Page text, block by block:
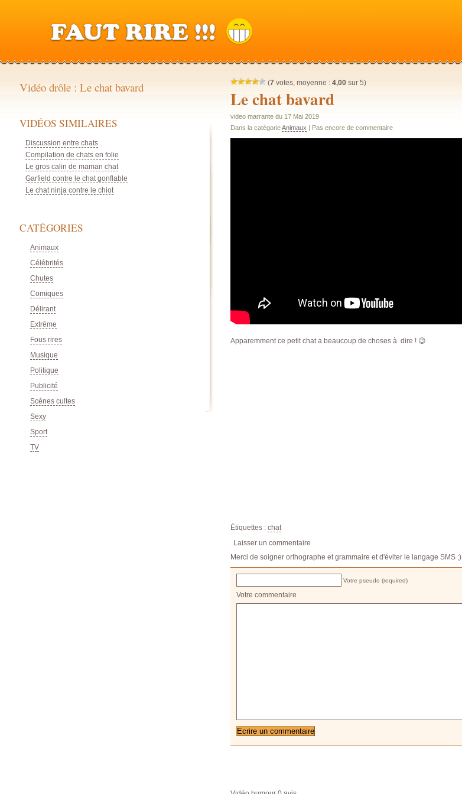
(7votes, moyenne : 4,00sur 5)
Le chat bavard
video marrante du 17 Mai 2019
Dans la catégorieAnimaux | Pas encore de commentaire
Apparemment ce petit chat a beaucoup de choses à dire ! 😉
Étiquettes : chat
Laisser un commentaire
Merci de soigner orthographe et grammaire et d'éviter le langage SMS ;)
Votre pseudo (required)
Votre commentaire
Vidéo drôle : Le chat bavard
VIDÉOS SIMILAIRES
Discussion entre chats
Compilation de chats en folie
Le gros calin de maman chat
Garfield contre le chat gonflable
Le chat ninja contre le chiot
CATÉGORIES
Animaux
Célébrités
Chutes
Comiques
Délirant
Extrême
Fous rires
Musique
Politique
Publicité
Scénes cultes
Sexy
Sport
TV